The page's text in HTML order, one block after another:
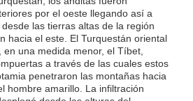
por el oeste llegando así a
las tierras altas de la región
hacia el este. El Turquestán oriental
en una medida menor, el Tíbet,
a través de las cuales estos
penetraron las montañas hacia
hombre amarillo. La infiltración